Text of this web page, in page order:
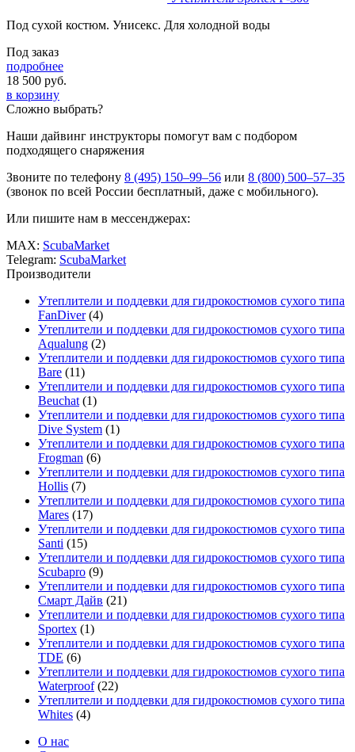
Под сухой костюм. Унисекс. Для холодной воды
Под заказ
подробнее
18 500 руб.
в корзину
Сложно выбрать?
Наши дайвинг инструкторы помогут вам с подбором
подходящего снаряжения
Звоните по телефону 8 (495) 150–99–56 или 8 (800) 500–57–35
(звонок по всей России бесплатный, даже с мобильного).
Или пишите нам в мессенджерах:
MAX: ScubaMarket
Telegram: ScubaMarket
Производители
Утеплители и поддевки для гидрокостюмов сухого типа
FanDiver(4)
Утеплители и поддевки для гидрокостюмов сухого типа
Aqualung (2)
Утеплители и поддевки для гидрокостюмов сухого типа
Bare (11)
Утеплители и поддевки для гидрокостюмов сухого типа
Beuchat (1)
Утеплители и поддевки для гидрокостюмов сухого типа
Dive System (1)
Утеплители и поддевки для гидрокостюмов сухого типа
Frogman (6)
Утеплители и поддевки для гидрокостюмов сухого типа
Hollis (7)
Утеплители и поддевки для гидрокостюмов сухого типа
Mares (17)
Утеплители и поддевки для гидрокостюмов сухого типа
Santi (15)
Утеплители и поддевки для гидрокостюмов сухого типа
Scubapro (9)
Утеплители и поддевки для гидрокостюмов сухого типа
Смарт Дайв (21)
Утеплители и поддевки для гидрокостюмов сухого типа
Sportex (1)
Утеплители и поддевки для гидрокостюмов сухого типа
TDE (6)
Утеплители и поддевки для гидрокостюмов сухого типа
Waterproof(22)
Утеплители и поддевки для гидрокостюмов сухого типа
Whites (4)
О нас